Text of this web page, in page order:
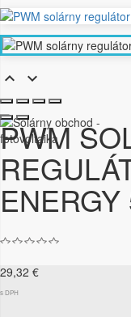
 
PWM
ENERGY
29,32 €
s DPH